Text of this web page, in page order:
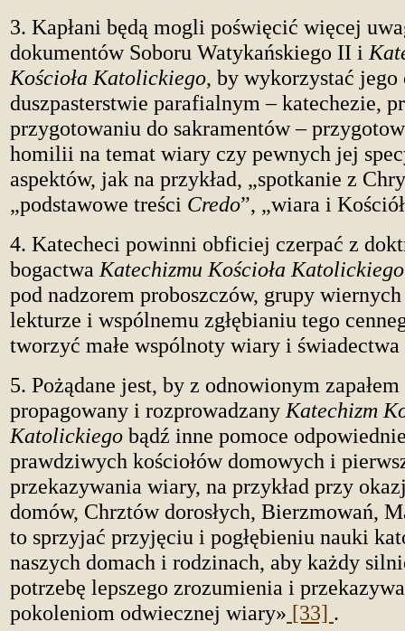
3. Kapłani będą mogli poświęcić więcej
dokumentów Soboru Watykańskiego II i
Kościoła Katolickiego, by wykorzystać jego
duszpasterstwie parafialnym – katechezie,
przygotowaniu do sakramentów –
homilii na temat wiary czy pewnych jej
aspektów, jak na przykład, „spotkanie z
„podstawowe treści Credo”, „wiara i
4. Katecheci powinni obficiej czerpać z
bogactwa Katechizmu Kościoła Katolickiego
pod nadzorem proboszczów, grupy
lekturze i wspólnemu zgłębianiu tego
tworzyć małe wspólnoty wiary i świadectwa
5. Pożądane jest, by z odnowionym zapałem
propagowany i rozprowadzany Katechizm
Katolickiego bądź inne pomoce
prawdziwych kościołów domowych i
przekazywania wiary, na przykład przy
domów, Chrztów dorosłych, Bierzmowań,
to sprzyjać przyjęciu i pogłębieniu nauki
naszych domach i rodzinach, aby każdy
potrzebę lepszego zrozumienia i
pokoleniom odwiecznej wiary» [33] .